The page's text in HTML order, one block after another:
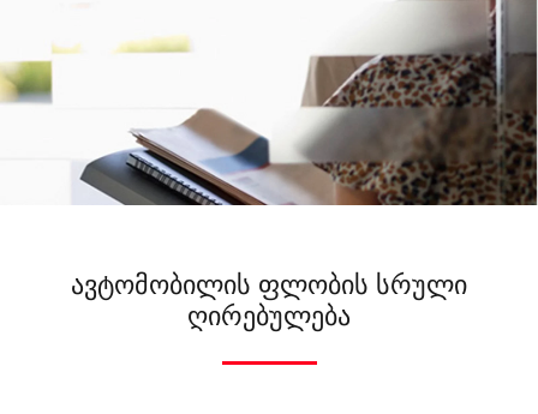
ავტომობილის ფლობის სრული
ღირებულება